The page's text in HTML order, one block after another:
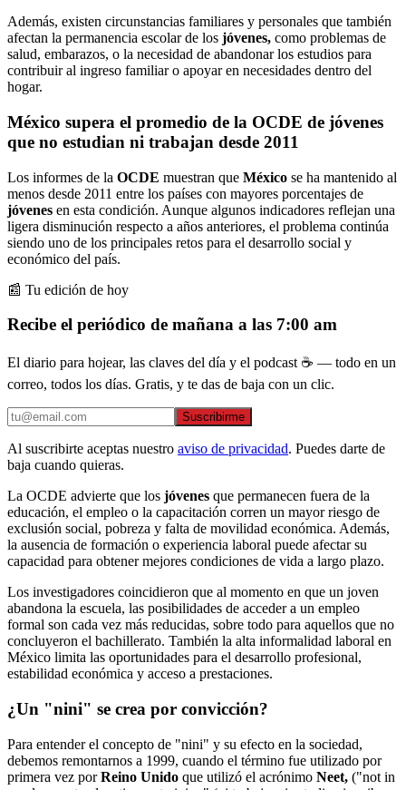
Además, existen circunstancias familiares y personales que también
afectan la permanencia escolar de los jóvenes, como problemas de
salud, embarazos, o la necesidad de abandonar los estudios para
contribuir al ingreso familiar o apoyar en necesidades dentro del
hogar.
México supera el promedio de la OCDE de jóvenes
que no estudian ni trabajan desde 2011
Los informes de la OCDE muestran que México se ha mantenido al
menos desde 2011 entre los países con mayores porcentajes de
jóvenes en esta condición. Aunque algunos indicadores reflejan una
ligera disminución respecto a años anteriores, el problema continúa
siendo uno de los principales retos para el desarrollo social y
económico del país.
📰 Tu edición de hoy
Recibe el periódico de mañana a las 7:00 am
El diario para hojear, las claves del día y el podcast ☕ — todo en un
correo, todos los días. Gratis, y te das de baja con un clic.
Suscribirme
Al suscribirte aceptas nuestro aviso de privacidad. Puedes darte de
baja cuando quieras.
La OCDE advierte que los jóvenes que permanecen fuera de la
educación, el empleo o la capacitación corren un mayor riesgo de
exclusión social, pobreza y falta de movilidad económica. Además,
la ausencia de formación o experiencia laboral puede afectar su
capacidad para obtener mejores condiciones de vida a largo plazo.
Los investigadores coincidieron que al momento en que un joven
abandona la escuela, las posibilidades de acceder a un empleo
formal son cada vez más reducidas, sobre todo para aquellos que no
concluyeron el bachillerato. También la alta informalidad laboral en
México limita las oportunidades para el desarrollo profesional,
estabilidad económica y acceso a prestaciones.
¿Un "nini" se crea por convicción?
Para entender el concepto de "nini" y su efecto en la sociedad,
debemos remontarnos a 1999, cuando el término fue utilizado por
primera vez porReino Unido que utilizó el acrónimo Neet, ("not in